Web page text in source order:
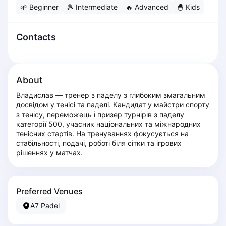
Dabrowa Gornicza
Kalisz
Katowice
Katowice Area
Kielce
Kościerzyna
Krakow
Lublin
Olsztyn
🌱 Beginner 🎾 Intermediate 🔥 Advanced 🐣 Kids
Contacts
About
Владислав — тренер з паделу з глибоким змагальним
досвідом у тенісі та паделі. Кандидат у майстри спорту
з тенісу, переможець і призер турнірів з паделу
категорії 500, учасник національних та міжнародних
тенісних стартів. На тренуваннях фокусується на
стабільності, подачі, роботі біля сітки та ігрових
рішеннях у матчах.
Preferred Venues
A7 Padel